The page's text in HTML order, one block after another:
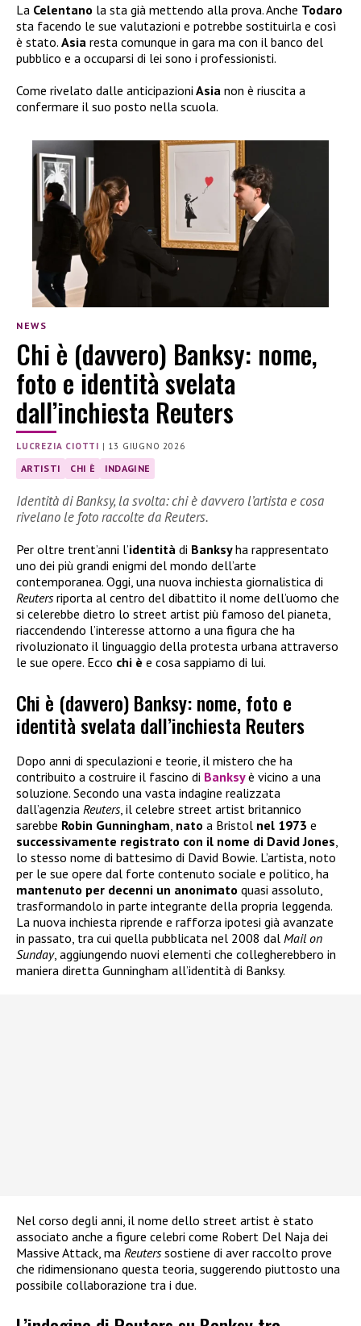
La Celentano la sta già mettendo alla prova. Anche Todaro
sta facendo le sue valutazioni e potrebbe sostituirla e così
è stato. Asia resta comunque in gara ma con il banco del
pubblico e a occuparsi di lei sono i professionisti.
Come rivelato dalle anticipazioni Asia non è riuscita a
confermare il suo posto nella scuola.
NEWS
Chi è (davvero) Banksy: nome,
foto e identità svelata
dall’inchiesta Reuters
LUCREZIA CIOTTI | 13 GIUGNO 2026
ARTISTI CHI È INDAGINE
Identità di Banksy, la svolta: chi è davvero l’artista e cosa
rivelano le foto raccolte da Reuters.
Per oltre trent’anni l’identità di Banksyha rappresentato
uno dei più grandi enigmi del mondo dell’arte
contemporanea. Oggi, una nuova inchiesta giornalistica di
Reutersriporta al centro del dibattito il nome dell’uomo che
si celerebbe dietro lo street artist più famoso del pianeta,
riaccendendo l’interesse attorno a una figura che ha
rivoluzionato il linguaggio della protesta urbana attraverso
le sue opere. Ecco chi è e cosa sappiamo di lui.
Chi è (davvero) Banksy: nome, foto e
identità svelata dall’inchiesta Reuters
Dopo anni di speculazioni e teorie, il mistero che ha
contribuito a costruire il fascino di Banksyè vicino a una
soluzione. Secondo una vasta indagine realizzata
dall’agenzia Reuters, il celebre street artist britannico
sarebbe Robin Gunningham, nato a Bristol nel 1973 e
successivamente registrato con il nome di David Jones,
lo stesso nome di battesimo di David Bowie. L’artista, noto
per le sue opere dal forte contenuto sociale e politico, ha
mantenuto per decenni un anonimato quasi assoluto,
trasformandolo in parte integrante della propria leggenda.
La nuova inchiesta riprende e rafforza ipotesi già avanzate
in passato, tra cui quella pubblicata nel 2008 dal Mail on
Sunday, aggiungendo nuovi elementi che collegherebbero in
maniera diretta Gunningham all’identità di Banksy.
Nel corso degli anni, il nome dello street artist è stato
associato anche a figure celebri come Robert Del Naja dei
Massive Attack, ma Reuterssostiene di aver raccolto prove
che ridimensionano questa teoria, suggerendo piuttosto una
possibile collaborazione tra i due.